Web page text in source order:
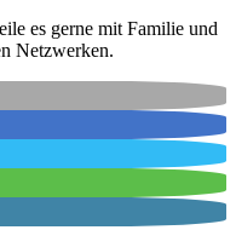
es gerne mit Familie und
Netzwerken.